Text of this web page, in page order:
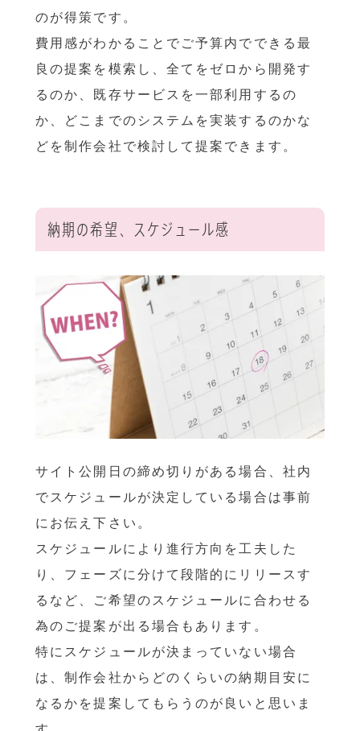
のが得策です。
費用感がわかることでご予算内でできる最
良の提案を模索し、全てをゼロから開発す
るのか、既存サービスを一部利用するの
か、どこまでのシステムを実装するのかな
どを制作会社で検討して提案できます。
納期の希望、スケジュール感
サイト公開日の締め切りがある場合、社内
でスケジュールが決定している場合は事前
にお伝え下さい。
スケジュールにより進行方向を工夫した
り、フェーズに分けて段階的にリリースす
るなど、ご希望のスケジュールに合わせる
為のご提案が出る場合もあります。
特にスケジュールが決まっていない場合
は、制作会社からどのくらいの納期目安に
なるかを提案してもらうのが良いと思いま